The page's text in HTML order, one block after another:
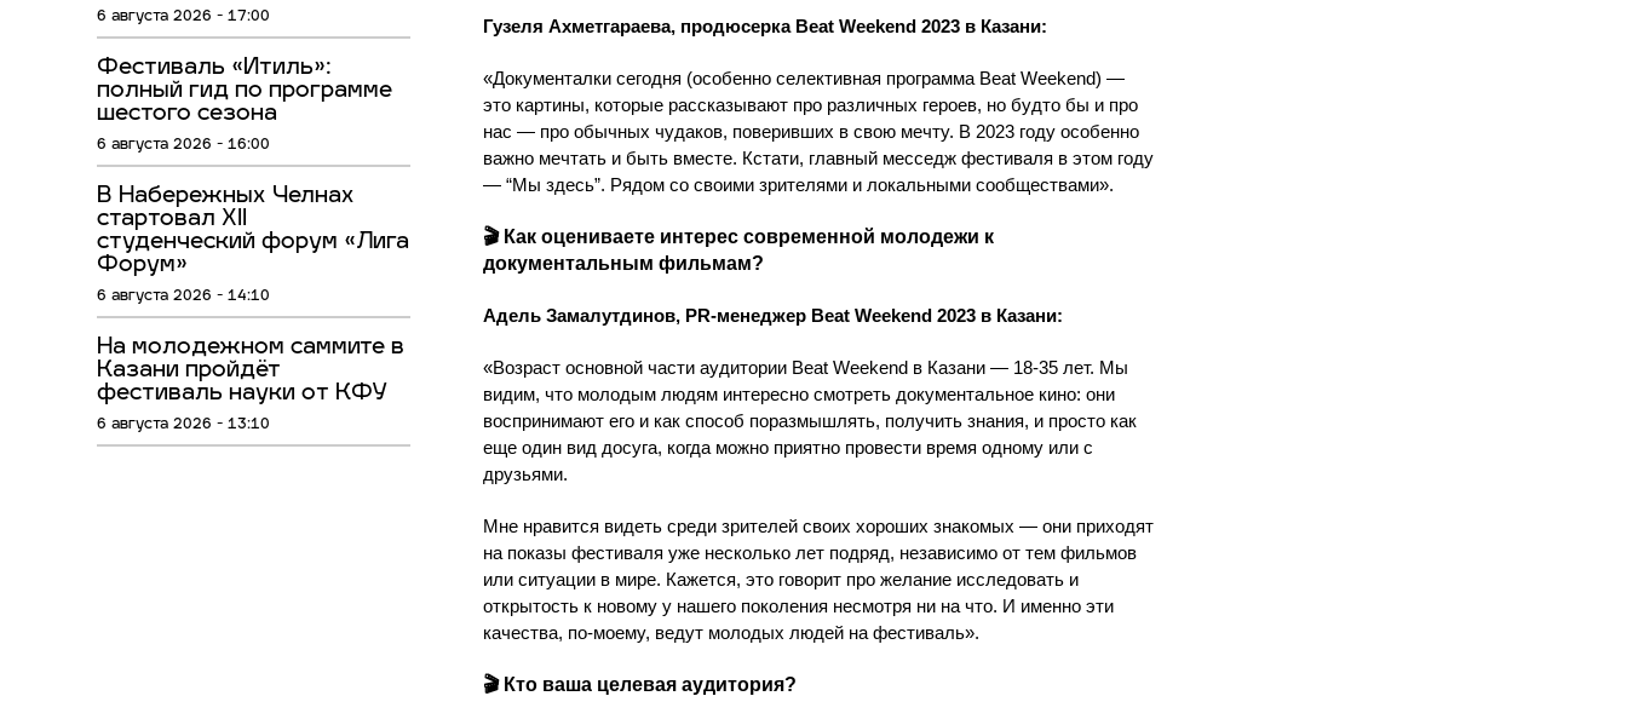
6 августа 2026 - 17:00
Фестиваль «Итиль»:
полный гид по программе
шестого сезона
6 августа 2026 - 16:00
В Набережных Челнах
стартовал XII
студенческий форум «Лига
Форум»
6 августа 2026 - 14:10
На молодежном саммите в
Казани пройдёт
фестиваль науки от КФУ
6 августа 2026 - 13:10
Гузеля Ахметгараева, продюсерка Beat Weekend 2023 в Казани:
«Документалки сегодня (особенно селективная программа Beat Weekend) —
это картины, которые рассказывают про различных героев, но будто бы и про
нас — про обычных чудаков, поверивших в свою мечту. В 2023 году особенно
важно мечтать и быть вместе. Кстати, главный месседж фестиваля в этом году
— “Мы здесь”. Рядом со своими зрителями и локальными сообществами».
🎬 Как оцениваете интерес современной молодежи к
документальным фильмам?
Адель Замалутдинов, PR-менеджер Beat Weekend 2023 в Казани:
«Возраст основной части аудитории Beat Weekend в Казани — 18-35 лет. Мы
видим, что молодым людям интересно смотреть документальное кино: они
воспринимают его и как способ поразмышлять, получить знания, и просто как
еще один вид досуга, когда можно приятно провести время одному или с
друзьями.
Мне нравится видеть среди зрителей своих хороших знакомых — они приходят
на показы фестиваля уже несколько лет подряд, независимо от тем фильмов
или ситуации в мире. Кажется, это говорит про желание исследовать и
открытость к новому у нашего поколения несмотря ни на что. И именно эти
качества, по-моему, ведут молодых людей на фестиваль».
🎬 Кто ваша целевая аудитория?